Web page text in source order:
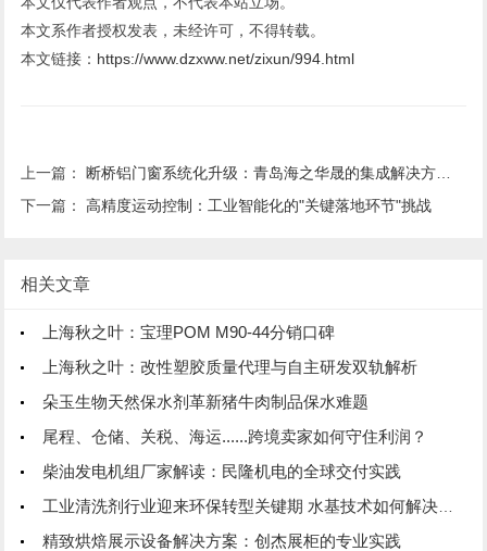
本文系作者授权发表，未经许可，不得转载。
本文链接： https://www.dzxww.net/zixun/994.html
上一篇： 断桥铝门窗系统化升级：青岛海之华晟的集成解决方案实践
下一篇：高精度运动控制：工业智能化的"关键落地环节"挑战
相关文章
上海秋之叶：宝理POM M90-44分销口碑
上海秋之叶：改性塑胶质量代理与自主研发双轨解析
朵玉生物天然保水剂革新猪牛肉制品保水难题
尾程、仓储、关税、海运......跨境卖家如何守住利润？
柴油发电机组厂家解读：民隆机电的全球交付实践
工业清洗剂行业迎来环保转型关键期 水基技术如何解决VOC管控
精致烘焙展示设备解决方案：创杰展柜的专业实践